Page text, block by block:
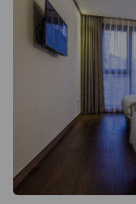
가족 여행, 짐이 많
량 연식을 함께 비교
승합차·대형차
단체 여행이나 4인
험 조건을 함께 확인
제주렌트카 보험
동일한 차량이라도 보험
다. 카모아는 제주 렌트카
건을 함께 확인할 수 있도